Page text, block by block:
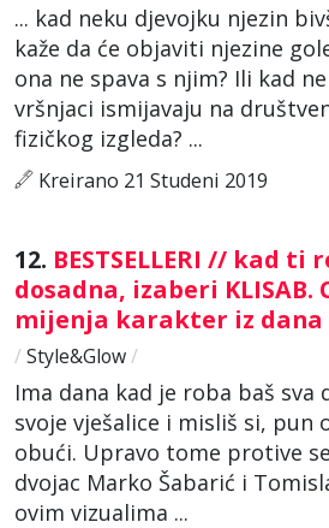
... kad neku djevojku njezin
kaže da će objaviti njezine
ona ne spava s njim? Ili kad
vršnjaci ismijavaju na
fizičkog izgleda? ...
Kreirano 21 Studeni 2019
12. BESTSELLERI // kad ti
dosadna, izaberi KLISAB.
mijenja karakter iz dana
/ Style&Glow/
Ima dana kad je roba baš sva
svoje vješalice i misliš si, pun
obući. Upravo tome protive
dvojac Marko Šabarić i
ovim vizualima ...